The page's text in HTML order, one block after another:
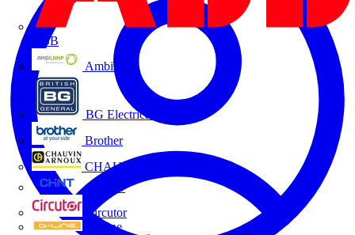
ABB
Ambilamp
BG Electrical
Brother
CHAUVIN ARNOUX
CHINT
Circutor
D-Line